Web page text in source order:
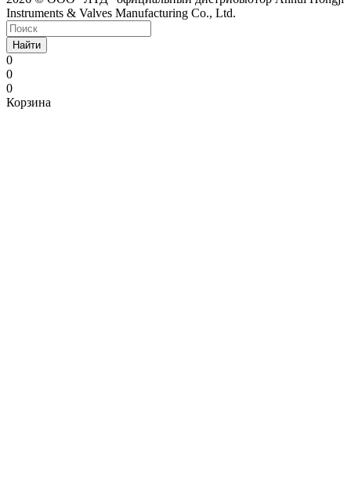
Instruments & Valves Manufacturing Co., Ltd.
Найти
0
0
0
Корзина